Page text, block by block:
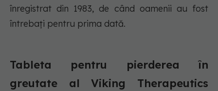
înregistrat din 1983, de când oamenii au fost
întrebați pentru prima dată.
Tableta pentru pierderea în
greutate al Viking Therapeutics